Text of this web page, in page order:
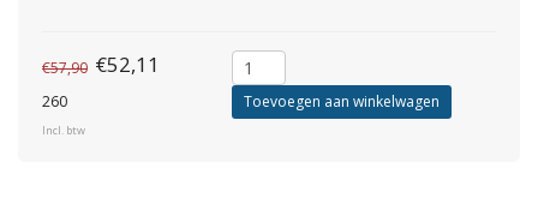
€57,90 €52,11
260
Incl. btw
Toevoegen aan winkelwagen